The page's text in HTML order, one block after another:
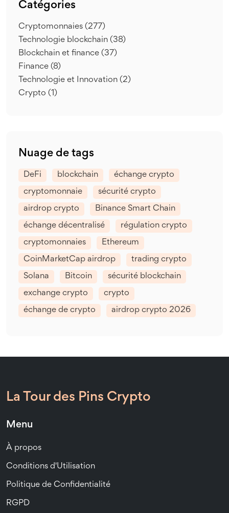
Catégories
Cryptomonnaies (277)
Technologie blockchain (38)
Blockchain et finance (37)
Finance (8)
Technologie et Innovation (2)
Crypto (1)
Nuage de tags
DeFi blockchain échange crypto
cryptomonnaie sécurité crypto
airdrop crypto Binance Smart Chain
échange décentralisé régulation crypto
cryptomonnaies Ethereum
CoinMarketCap airdrop trading crypto
Solana Bitcoin sécurité blockchain
exchange crypto crypto
échange de crypto airdrop crypto 2026
La Tour des Pins Crypto
Menu
À propos
Conditions d'Utilisation
Politique de Confidentialité
RGPD